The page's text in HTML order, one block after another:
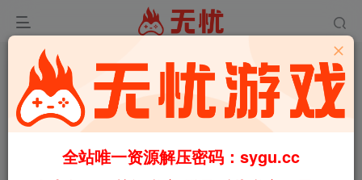
全站唯一资源解压密码：sygu.cc